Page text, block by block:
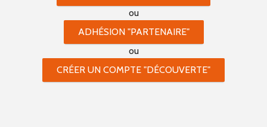
ou
ADHÉSION "PARTENAIRE"
ou
CRÉER UN COMPTE "DÉCOUVERTE"